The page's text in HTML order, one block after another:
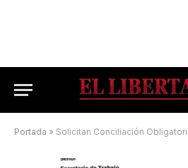
Portada » Solicitan Conciliación Obligatoria para